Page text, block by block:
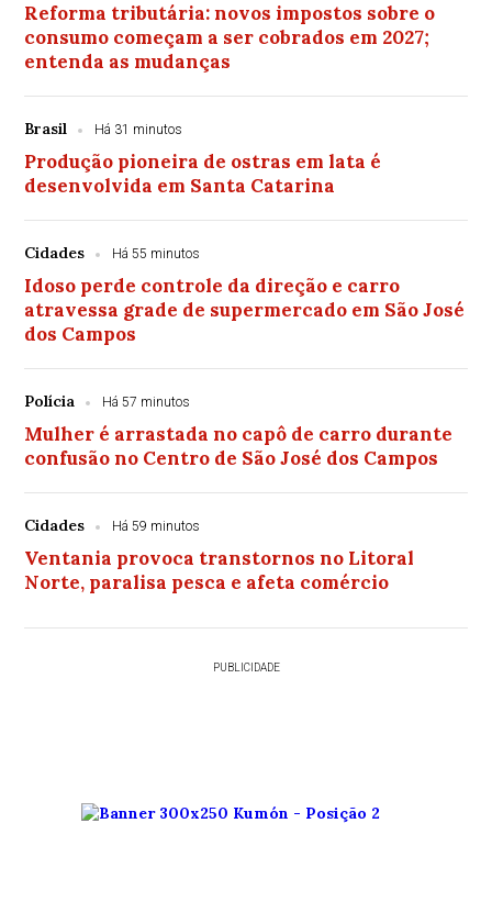
Reforma tributária: novos impostos sobre o
consumo começam a ser cobrados em 2027;
entenda as mudanças
Brasil Há 31 minutos
Produção pioneira de ostras em lata é
desenvolvida em Santa Catarina
Cidades Há 55 minutos
Idoso perde controle da direção e carro
atravessa grade de supermercado em São José
dos Campos
Polícia Há 57 minutos
Mulher é arrastada no capô de carro durante
confusão no Centro de São José dos Campos
Cidades Há 59 minutos
Ventania provoca transtornos no Litoral
Norte, paralisa pesca e afeta comércio
PUBLICIDADE